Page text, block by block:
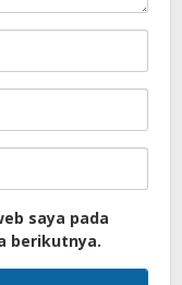
saya pada
berikutnya.